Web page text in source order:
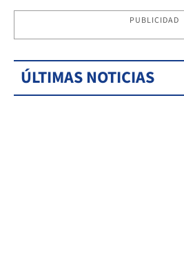
PUBLICIDAD
ÚLTIMAS NOTICIAS